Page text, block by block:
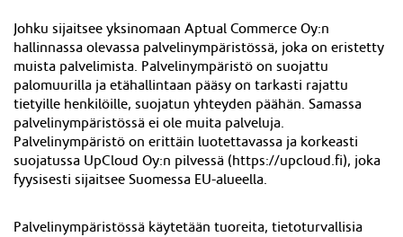
Johku sijaitsee yksinomaan Aptual Commerce Oy:n
hallinnassa olevassa palvelinympäristössä, joka on eristetty
muista palvelimista. Palvelinympäristö on suojattu
palomuurilla ja etähallintaan pääsy on tarkasti rajattu
tietyille henkilöille, suojatun yhteyden päähän. Samassa
palvelinympäristössä ei ole muita palveluja.
Palvelinympäristö on erittäin luotettavassa ja korkeasti
suojatussa UpCloud Oy:n pilvessä (https://upcloud.fi), joka
fyysisesti sijaitsee Suomessa EU-alueella.
Palvelinympäristössä käytetään tuoreita, tietoturvallisia